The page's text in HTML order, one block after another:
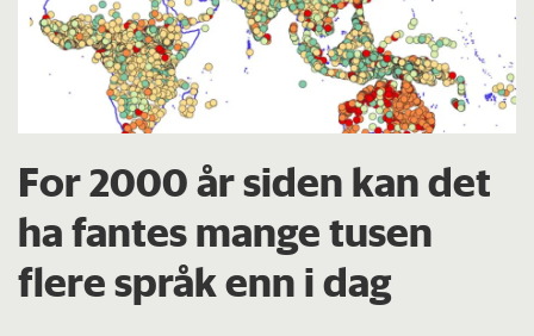
For 2000 år siden kan det
ha fantes mange tusen
flere språk enn i dag